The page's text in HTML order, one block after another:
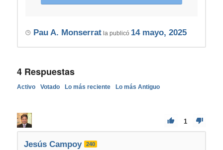
Pau A. Monserratla publicó 14 mayo, 2025
4Respuestas
Activo Votado Lo más reciente Lo más Antiguo
1
Jesús Campoy 240